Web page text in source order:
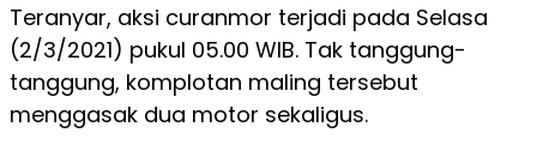
Teranyar, aksi curanmor terjadi pada Selasa
(2/3/2021) pukul 05.00 WIB. Tak tanggung-
tanggung, komplotan maling tersebut
menggasak dua motor sekaligus.